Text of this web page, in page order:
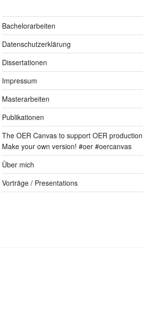
Bachelorarbeiten
Datenschutzerklärung
Dissertationen
Impressum
Masterarbeiten
Publikationen
The OER Canvas to support OER
Make your own version! #oer #oercanvas
Über mich
Vorträge / Presentations